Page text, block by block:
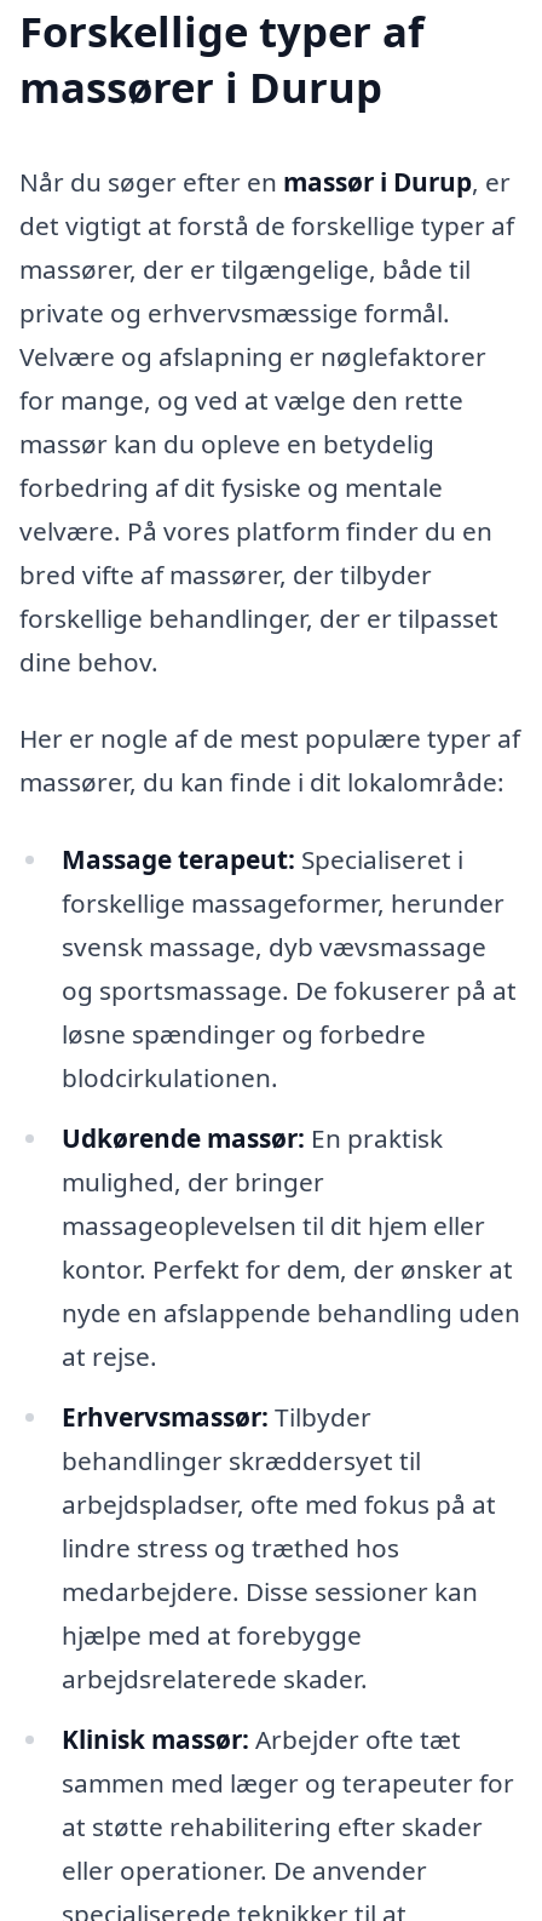
Forskellige typer af
massører i Durup
Når du søger efter en massør i Durup, er
det vigtigt at forstå de forskellige typer af
massører, der er tilgængelige, både til
private og erhvervsmæssige formål.
Velvære og afslapning er nøglefaktorer
for mange, og ved at vælge den rette
massør kan du opleve en betydelig
forbedring af dit fysiske og mentale
velvære. På vores platform finder du en
bred vifte af massører, der tilbyder
forskellige behandlinger, der er tilpasset
dine behov.
Her er nogle af de mest populære typer af
massører, du kan finde i dit lokalområde:
Massage terapeut: Specialiseret i
forskellige massageformer, herunder
svensk massage, dyb vævsmassage
og sportsmassage. De fokuserer på at
løsne spændinger og forbedre
blodcirkulationen.
Udkørende massør: En praktisk
mulighed, der bringer
massageoplevelsen til dit hjem eller
kontor. Perfekt for dem, der ønsker at
nyde en afslappende behandling uden
at rejse.
Erhvervsmassør: Tilbyder
behandlinger skræddersyet til
arbejdspladser, ofte med fokus på at
lindre stress og træthed hos
medarbejdere. Disse sessioner kan
hjælpe med at forebygge
arbejdsrelaterede skader.
Klinisk massør: Arbejder ofte tæt
sammen med læger og terapeuter for
at støtte rehabilitering efter skader
eller operationer. De anvender
specialiserede teknikker til at